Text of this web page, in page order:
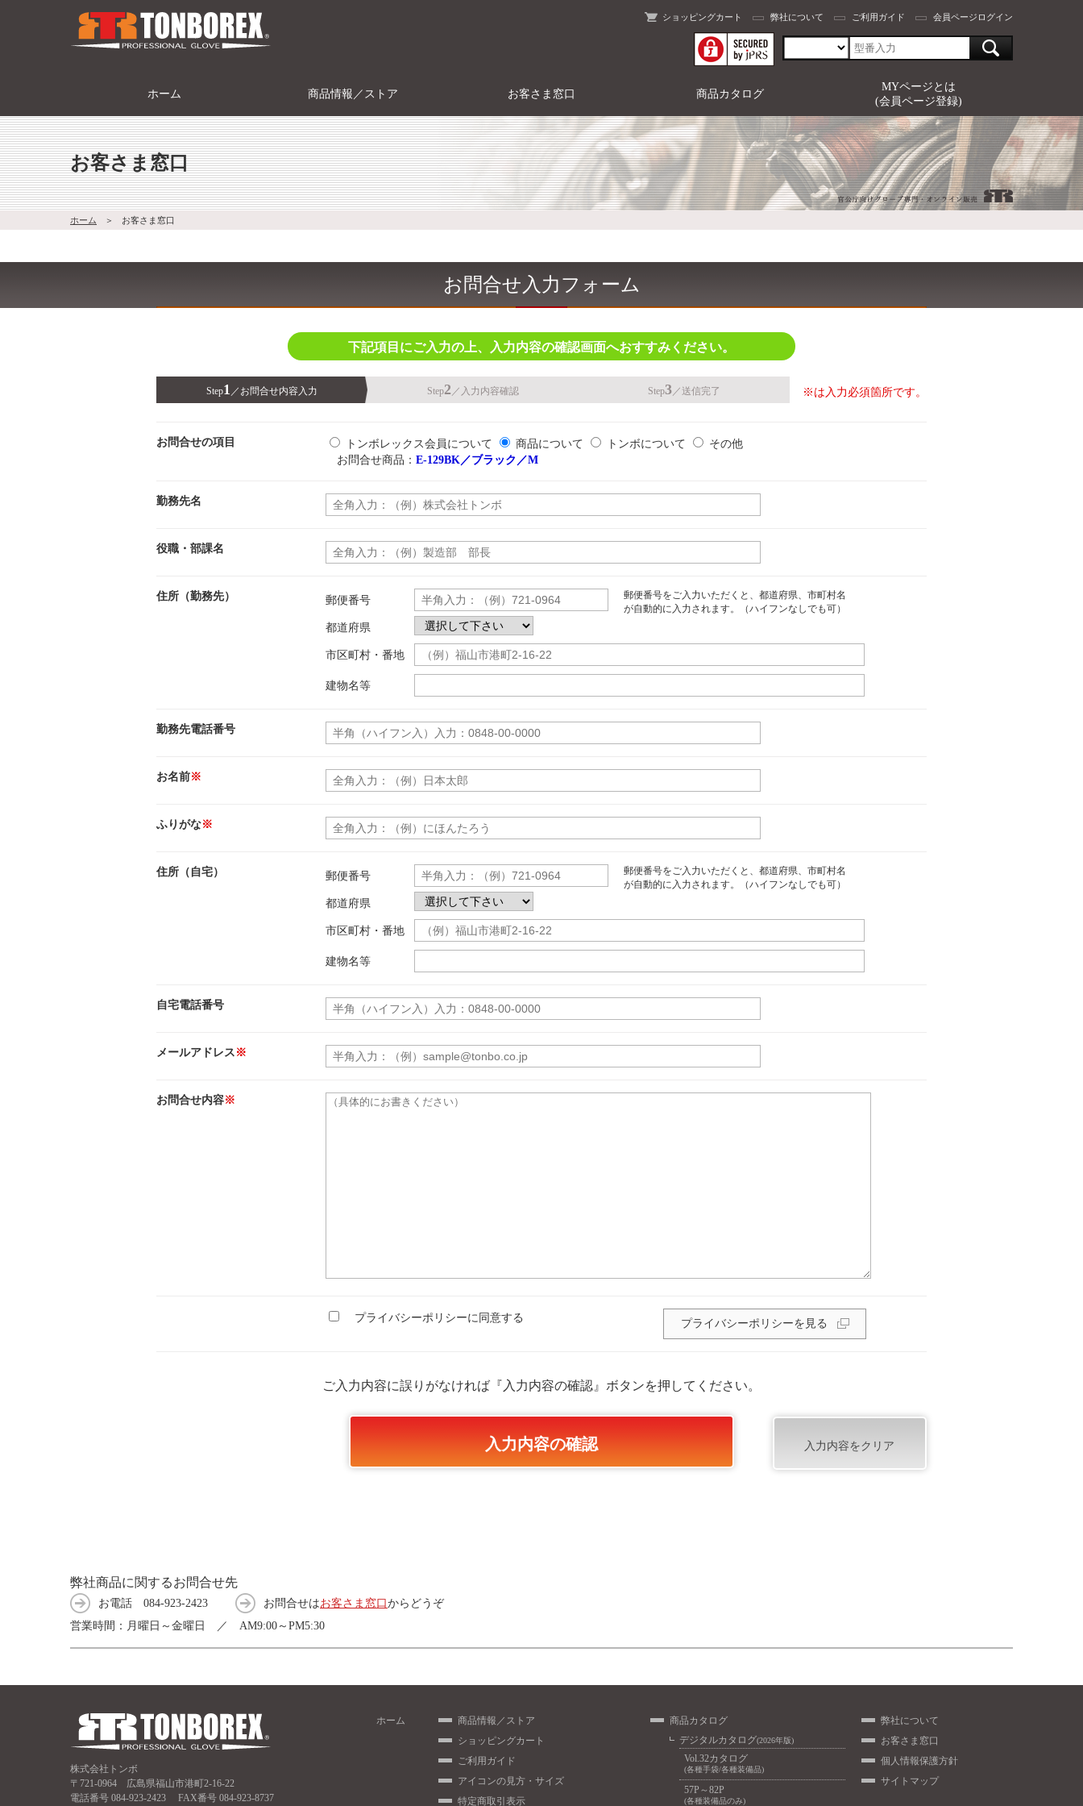
ショッピングカート 弊社について ご利用ガイド 会員ページログイン
ホーム 商品情報／ストア お客さま窓口 商品カタログ
MYページとは
(会員ページ登録)
お客さま窓口
ホーム ＞ お客さま窓口
お問合せ入力フォーム
下記項目にご入力の上、入力内容の確認画面へおすすみください。
Step1 ／ お問合せ内容入力 Step2 ／ 入力内容確認 Step3／ 送信完了 ※は入力必須箇所です。
お問合せの項目 トンボレックス会員について 商品について トンボについて
その他
お問合せ商品： E-129BK／ブラック／M
勤務先名
役職・部課名
住所（勤務先） 郵便番号
郵便番号をご入力いただくと、都道府県、市町村名
が自動的に入力されます。（ハイフンなしでも可）
都道府県
市区町村・番地
建物名等
勤務先電話番号
お名前※
ふりがな※
住所（自宅） 郵便番号
郵便番号をご入力いただくと、都道府県、市町村名
が自動的に入力されます。（ハイフンなしでも可）
都道府県
市区町村・番地
建物名等
自宅電話番号
メールアドレス ※
お問合せ内容※
プライバシーポリシーに同意する プライバシーポリシーを見る
ご入力内容に誤りがなければ『入力内容の確認』ボタンを押してください。
弊社商品に関するお問合せ先
お電話 084-923-2423 お問合せはお客さま窓口 からどうぞ
営業時間：月曜日～金曜日 ／ AM9:00～PM5:30
ホーム
商品情報／ストア
ショッピングカート
ご利用ガイド
アイコンの見方・サイズ
特定商取引表示
商品カタログ
デジタルカタログ(2026年版)
Vol.32カタログ
(各種手袋/各種装備品)
57P～82P
(各種装備品のみ)
弊社について
お客さま窓口
個人情報保護方針
サイトマップ
株式会社トンボ
〒721-0964 広島県福山市港町2-16-22
電話番号 084-923-2423 FAX番号 084-923-8737